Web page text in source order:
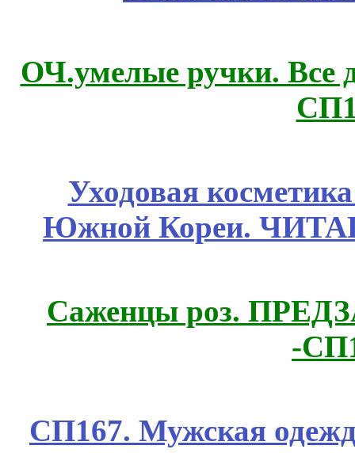
ОЧ.умелые ручки. Все
Уходовая
Южной Кореи.
Саженцы роз.
-
СП167. Мужская